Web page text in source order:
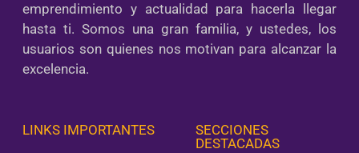
emprendimiento y actualidad para hacerla llegar
hasta ti. Somos una gran familia, y ustedes, los
usuarios son quienes nos motivan para alcanzar la
excelencia.
LINKS IMPORTANTES
SECCIONES
DESTACADAS